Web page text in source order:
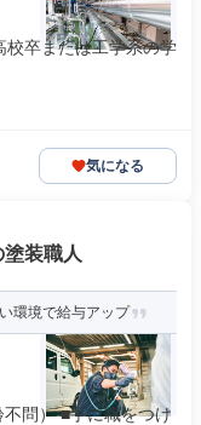
校卒または工学系の学
気になる
装職人
環境で給与アップ
問） ■手に職をつけ